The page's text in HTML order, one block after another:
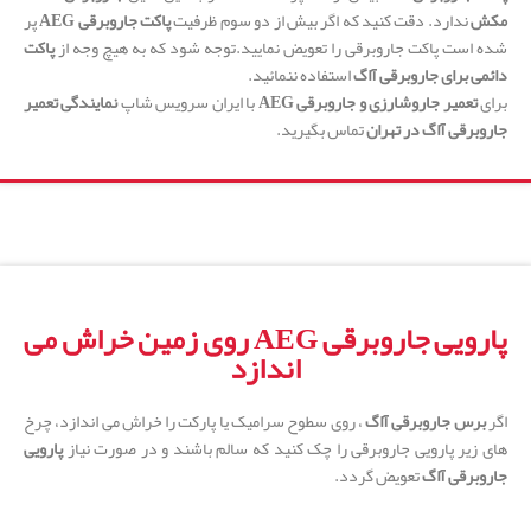
مکشندارد. دقت کنید که اگر بیش از دو سوم ظرفیتپاکت جاروبرقی AEG
پر
شده است پاکت جاروبرقی را تعویض نمایید.توجه شود که به هیچ وجه ازپاکت
دائمی برای جاروبرقی آاگاستفاده ننمائید.
برایتعمیر جاروشارزی و جاروبرقی AEG با ایران سرویس شاپنمایندگی تعمیر
جاروبرقی آاگ در تهرانتماس بگیرید.
پارویی جاروبرقی AEG روی زمین خراش میاندازد
اگربرس جاروبرقی آاگ، روی سطوح سرامیک یا پارکت را خراش می اندازد، چرخ
های زیر پارویی جاروبرقی را چک کنید که سالم باشند و در صورت نیازپارویی
جاروبرقی آاگتعویض گردد.